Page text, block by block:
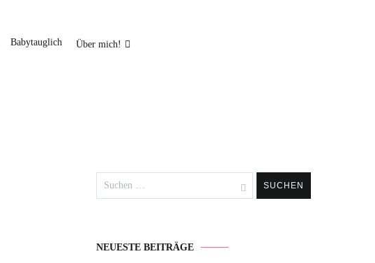
Babytauglich Über mich!
nach:
NEUESTE BEITRÄGE